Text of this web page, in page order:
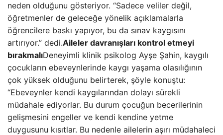
neden olduğunu gösteriyor. “Sadece veliler değil,
öğretmenler de geleceğe yönelik açıklamalarla
öğrencilere baskı yapıyor, bu da sınav kaygısını
artırıyor.” dedi.Aileler davranışları kontrol etmeyi
bırakmalıDeneyimli klinik psikolog Ayşe Şahin, kaygılı
çocukların ebeveynlerinde kaygı yaşama olasılığının
çok yüksek olduğunu belirterek, şöyle konuştu:
“Ebeveynler kendi kaygılarından dolayı sürekli
müdahale ediyorlar. Bu durum çocuğun becerilerinin
gelişmesini engeller ve kendi kendine yetme
duygusunu kısıtlar. Bu nedenle ailelerin aşırı müdahaleci